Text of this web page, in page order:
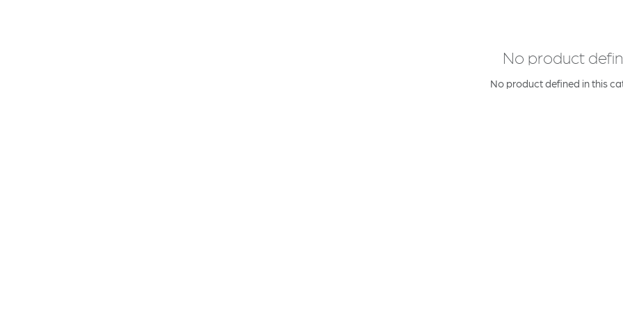
No product
No product defined in this